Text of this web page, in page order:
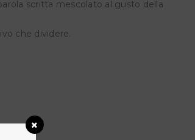
scritta mescolato al gusto della
che dividere.